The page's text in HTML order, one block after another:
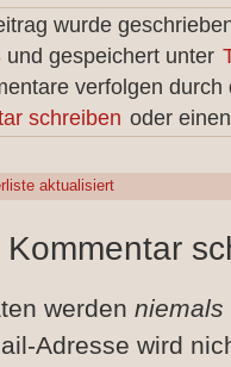
wurde
und gespeichert unter
verfolgen
schreiben oder
aktualisiert
Kommentar
werden niemals
Adresse wird